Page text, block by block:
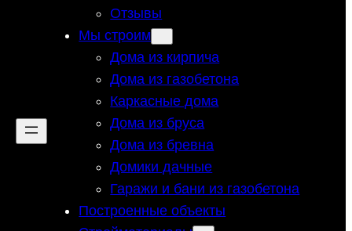
Отзывы
Мы строим
Дома из кирпича
Дома из газобетона
Каркасные дома
Дома из бруса
Дома из бревна
Домики дачные
Гаражи и бани из газобетона
Построенные объекты